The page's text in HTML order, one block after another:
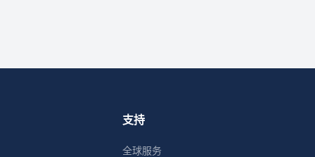
支持
全球服务